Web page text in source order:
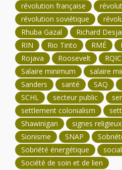
révolution française
révolution soviétique
Rhuba Gazal
Richard
RIN
Rio Tinto RMÉ
Rojava
Roosevelt RQIC
Salaire minimum
salaire
Sanders
santé SAQ
SCHL
secteur public
settlement colonialism
Shawinigan
signes religieux
Sionisme
SNAP
Sobriété énergétique
Société de soin et de lien